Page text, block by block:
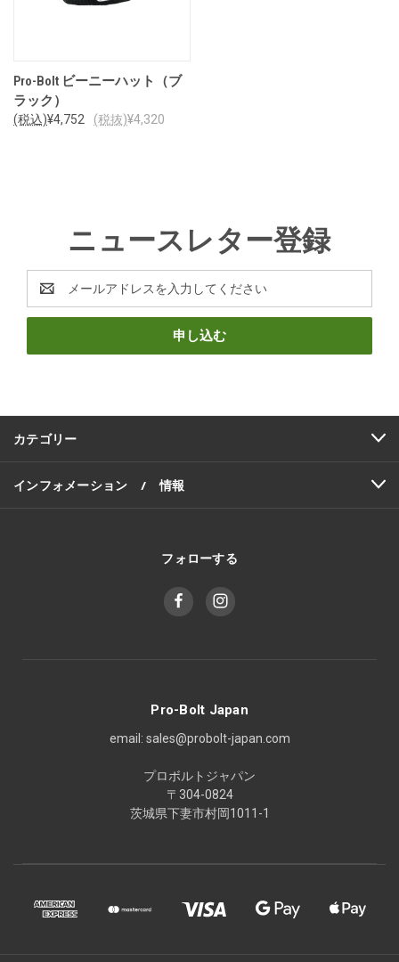
Pro-Bolt ビーニーハット（ブ
ラック）
¥4,752
(税込) ¥4,320
(税抜)
ニュースレター登録
ー
ア
カテゴリー
インフォメーション / 情報
フォローする
Pro-Bolt Japan
email: sales@probolt-japan.com
プロボルトジャパン
〒304-0824
茨城県下妻市村岡1011-1